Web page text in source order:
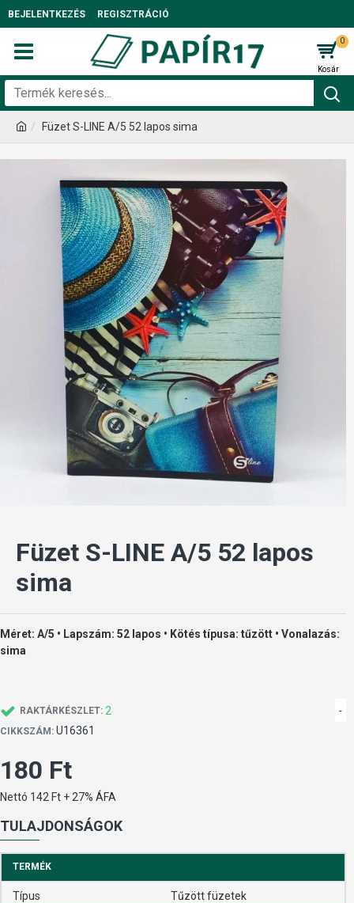
BEJELENTKEZÉS REGISZTRÁCIÓ
0
Füzet S-LINE A/5 52 lapos sima
Füzet S-LINE A/5 52 lapos
sima
Méret: A/5 • Lapszám: 52 lapos • Kötés típusa: tűzött • Vonalazás:
sima
RAKTÁRKÉSZLET: 2
CIKKSZÁM: U16361
-
180 Ft
Nettó 142 Ft + 27% ÁFA
TULAJDONSÁGOK
TERMÉK
Típus Tűzött füzetek